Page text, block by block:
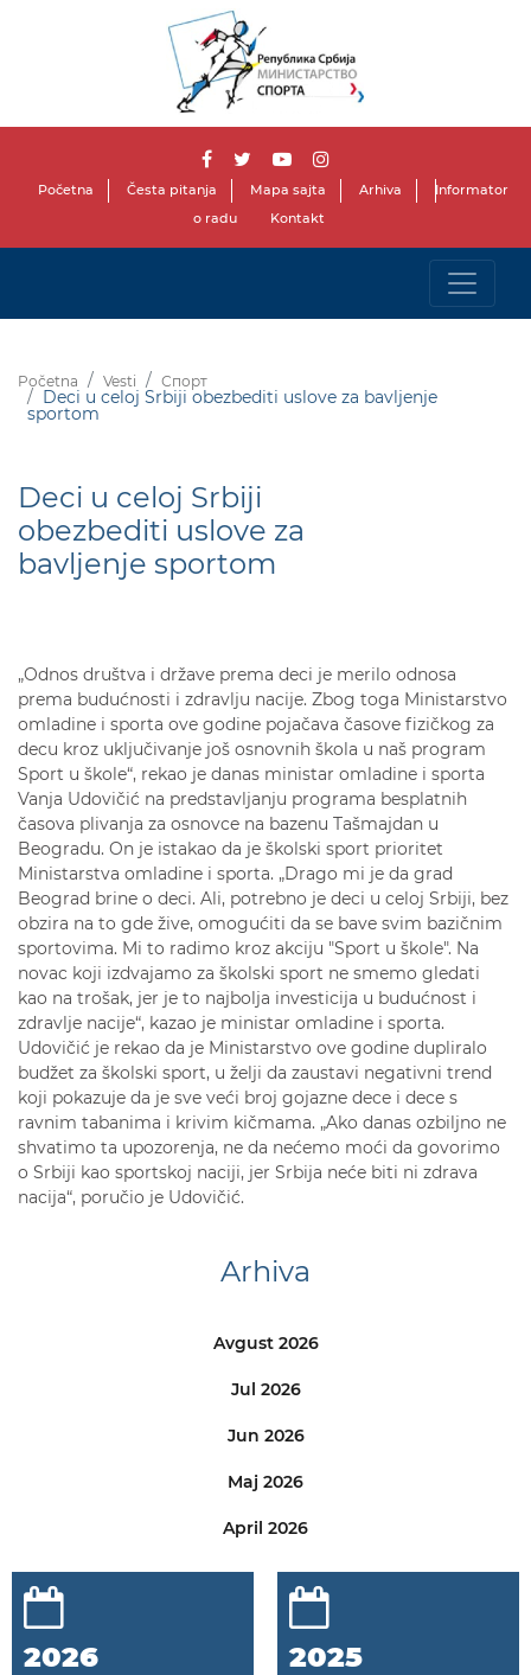
Početna Česta pitanja Mapa sajta Arhiva
Informator
o radu
Kontakt
Početna Vesti Спорт
Deci u celoj Srbiji obezbediti uslove za bavljenje
sportom
Deci u celoj Srbiji
obezbediti uslove za
bavljenje sportom
„Odnos društva i države prema deci je merilo odnosa
prema budućnosti i zdravlju nacije. Zbog toga Ministarstvo
omladine i sporta ove godine pojačava časove fizičkog za
decu kroz uključivanje još osnovnih škola u naš program
Sport u škole“, rekao je danas ministar omladine i sporta
Vanja Udovičić na predstavljanju programa besplatnih
časova plivanja za osnovce na bazenu Tašmajdan u
Beogradu. On je istakao da je školski sport prioritet
Ministarstva omladine i sporta. „Drago mi je da grad
Beograd brine o deci. Ali, potrebno je deci u celoj Srbiji, bez
obzira na to gde žive, omogućiti da se bave svim bazičnim
sportovima. Mi to radimo kroz akciju "Sport u škole". Na
novac koji izdvajamo za školski sport ne smemo gledati
kao na trošak, jer je to najbolja investicija u budućnost i
zdravlje nacije“, kazao je ministar omladine i sporta.
Udovičić je rekao da je Ministarstvo ove godine dupliralo
budžet za školski sport, u želji da zaustavi negativni trend
koji pokazuje da je sve veći broj gojazne dece i dece s
ravnim tabanima i krivim kičmama. „Ako danas ozbiljno ne
shvatimo ta upozorenja, ne da nećemo moći da govorimo
o Srbiji kao sportskoj naciji, jer Srbija neće biti ni zdrava
nacija“, poručio je Udovičić.
Arhiva
Avgust 2026
Jul 2026
Jun 2026
Maj 2026
April 2026
2026 2025